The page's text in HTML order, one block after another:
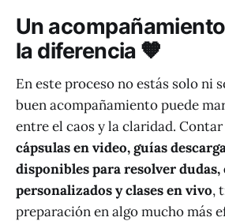
Un
la diferencia 🧡
En este proceso no estás solo ni
buen acompañamiento puede
entre el caos y la claridad.
cápsulas en video, guías
disponibles para resolver dudas,
personalizados y clases en vivo,
preparación en algo mucho más